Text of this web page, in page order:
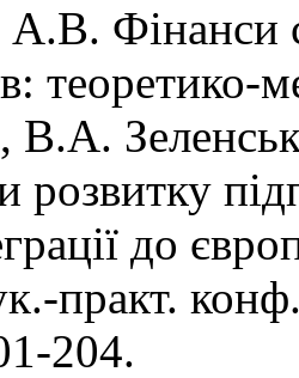
Фінанси
теоретико-
В.А.
розвитку
до
практ.
204.